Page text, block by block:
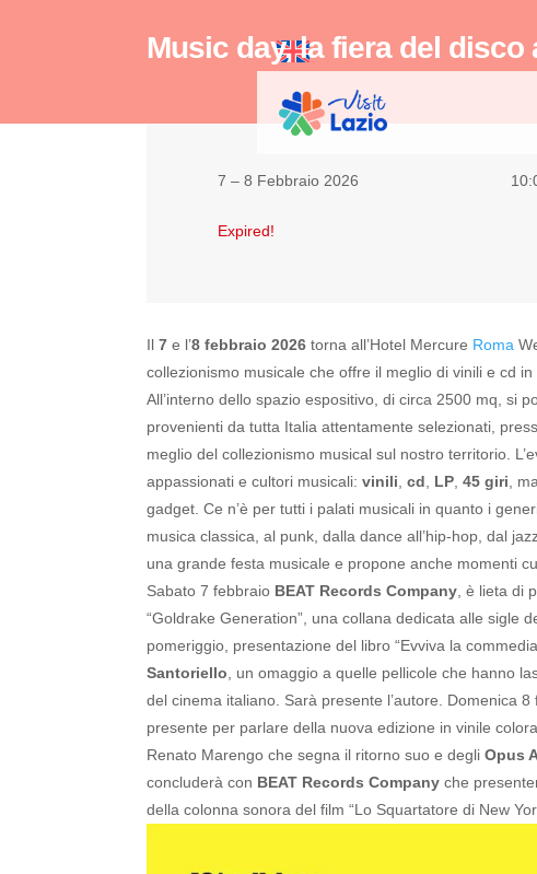
Music day, la fiera del disco
7 – 8 Febbraio 2026
Expired!
Il7 e l’8 febbraio 2026 torna all’Hotel Mercure Roma
collezionismo musicale che offre il meglio di vinili e cd in
All’interno dello spazio espositivo, di circa 2500 mq, si
provenienti da tutta Italia attentamente selezionati,
meglio del collezionismo musical sul nostro territorio.
appassionati e cultori musicali:vinili,cd, LP,45 giri,
gadget. Ce n’è per tutti i palati musicali in quanto i
musica classica, al punk, dalla dance all’hip-hop, dal
una grande festa musicale e propone anche momenti
Sabato 7 febbraio BEAT Records Company, è lieta di
“Goldrake Generation”, una collana dedicata alle sigle
pomeriggio, presentazione del libro “Evviva la
Santoriello, un omaggio a quelle pellicole che hanno
del cinema italiano. Sarà presente l’autore. Domenica 8
presente per parlare della nuova edizione in vinile
Renato Marengo che segna il ritorno suo e degliOpus
concluderà con BEAT Records Company che
della colonna sonora del film “Lo Squartatore di New